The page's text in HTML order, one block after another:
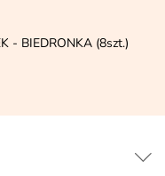
- BIEDRONKA (8szt.)